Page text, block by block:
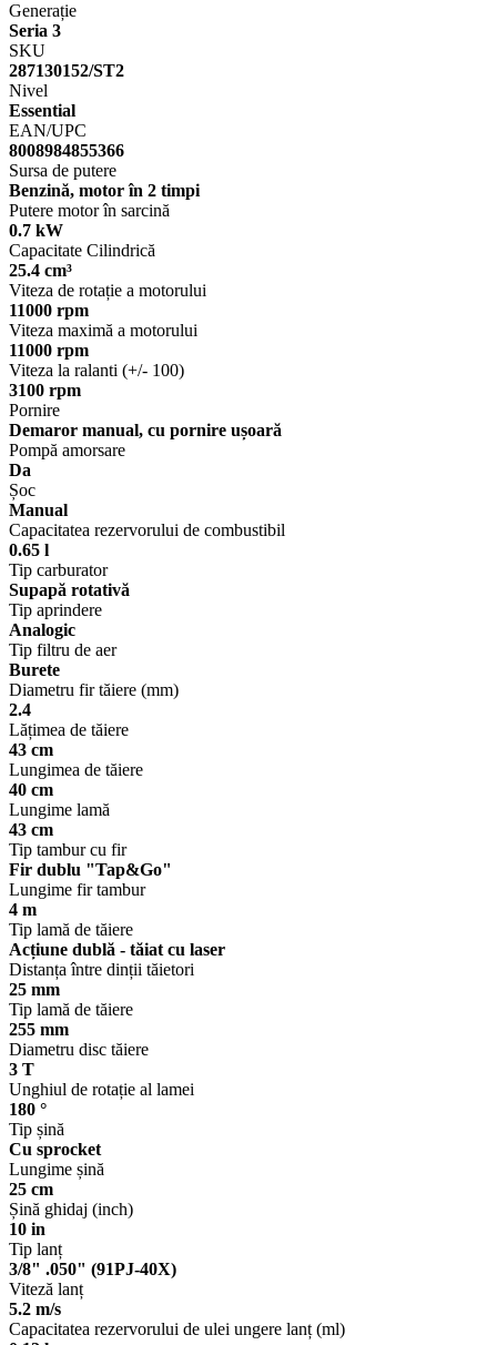
Generație
Seria 3
SKU
287130152/ST2
Nivel
Essential
EAN/UPC
8008984855366
Sursa de putere
Benzină, motor în 2 timpi
Putere motor în sarcină
0.7 kW
Capacitate Cilindrică
25.4 cm³
Viteza de rotație a motorului
11000 rpm
Viteza maximă a motorului
11000 rpm
Viteza la ralanti (+/- 100)
3100 rpm
Pornire
Demaror manual, cu pornire ușoară
Pompă amorsare
Da
Șoc
Manual
Capacitatea rezervorului de combustibil
0.65 l
Tip carburator
Supapă rotativă
Tip aprindere
Analogic
Tip filtru de aer
Burete
Diametru fir tăiere (mm)
2.4
Lățimea de tăiere
43 cm
Lungimea de tăiere
40 cm
Lungime lamă
43 cm
Tip tambur cu fir
Fir dublu "Tap&Go"
Lungime fir tambur
4 m
Tip lamă de tăiere
Acțiune dublă - tăiat cu laser
Distanța între dinții tăietori
25 mm
Tip lamă de tăiere
255 mm
Diametru disc tăiere
3 T
Unghiul de rotație al lamei
180 °
Tip șină
Cu sprocket
Lungime șină
25 cm
Șină ghidaj (inch)
10 in
Tip lanț
3/8" .050" (91PJ-40X)
Viteză lanț
5.2 m/s
Capacitatea rezervorului de ulei ungere lanț (ml)